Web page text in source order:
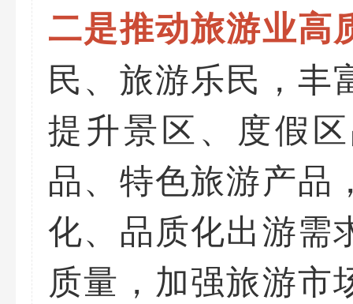
二是推动旅游业高
民、旅游乐民，丰
提升景区、度假
品、特色旅游产品
化、品质化出游需
质量，加强旅游市